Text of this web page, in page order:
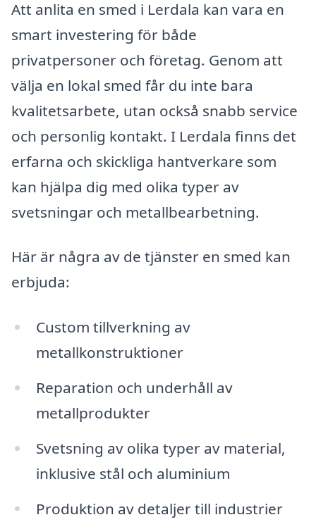
Att anlita en smed i Lerdala kan vara en
smart investering för både
privatpersoner och företag. Genom att
välja en lokal smed får du inte bara
kvalitetsarbete, utan också snabb service
och personlig kontakt. I Lerdala finns det
erfarna och skickliga hantverkare som
kan hjälpa dig med olika typer av
svetsningar och metallbearbetning.
Här är några av de tjänster en smed kan
erbjuda:
Custom tillverkning av
metallkonstruktioner
Reparation och underhåll av
metallprodukter
Svetsning av olika typer av material,
inklusive stål och aluminium
Produktion av detaljer till industrier